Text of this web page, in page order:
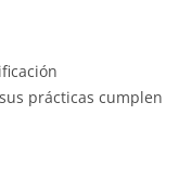
prácticas cumplen